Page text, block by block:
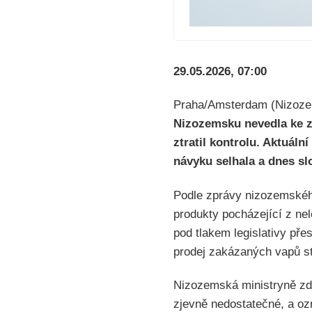
29.05.2026, 07:00
Praha/Amsterdam
Nizozemsku nevedla
ztratil kontrolu. Aktuální
návyku selhala a dnes
Podle zprávy
produkty pocházející z
pod tlakem legislativy
prodej zakázaných vapů
Nizozemská ministryně
zjevně nedostatečné, a